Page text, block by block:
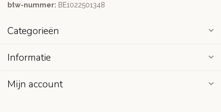
btw-nummer: BE1022501348
Categorieën
Informatie
Mijn account